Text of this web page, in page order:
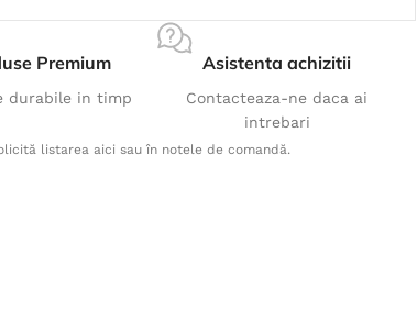
Premium
durabile in timp
Asistenta achizitii
Contacteaza-ne daca ai
intrebari
listarea aici sau în notele de comandă.